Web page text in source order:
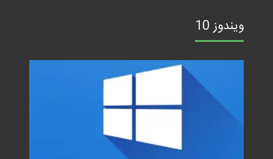
ویندوز 10